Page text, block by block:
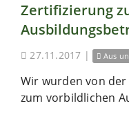
Zertifizierung
27.11.2017 | Aus
Wir wurden von
zum vorbildlichen